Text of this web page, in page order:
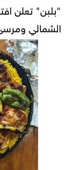
الشمالي